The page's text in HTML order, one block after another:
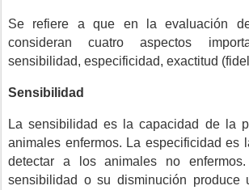
Se refiere a que en la evaluación
consideran cuatro aspectos
sensibilidad, especificidad, exactitud
Sensibilidad
La sensibilidad es la capacidad de la
animales enfermos. La especificidad es
detectar a los animales no
sensibilidad o su disminución produce